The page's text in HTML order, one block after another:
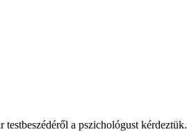
a pszichológust kérdeztük.